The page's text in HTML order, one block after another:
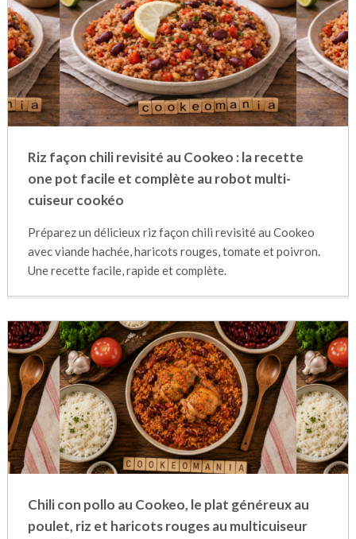
Riz façon chili revisité au Cookeo : la recette
one pot facile et complète au robot multi-
cuiseur cookéo
Préparez un délicieux riz façon chili revisité au Cookeo
avec viande hachée, haricots rouges, tomate et poivron.
Une recette facile, rapide et complète.
Chili con pollo au Cookeo, le plat généreux au
poulet, riz et haricots rouges au multicuiseur